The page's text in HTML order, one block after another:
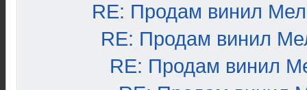
RE: Продам винил
RE: Продам винил
RE: Продам винил